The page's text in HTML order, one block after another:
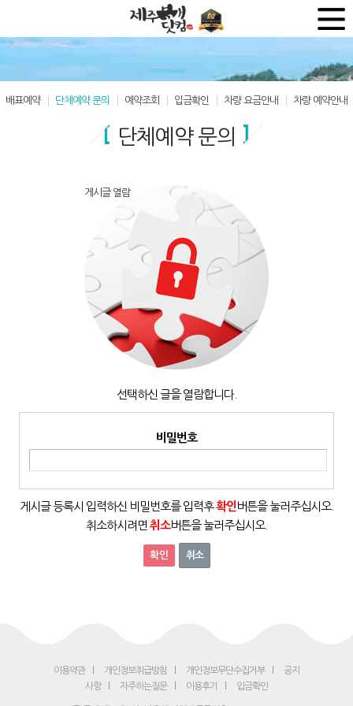
배표예약 단체예약 문의 예약조회 입금확인 차량 요금안내 차량 예약안내
단체예약 문의
게시글 열람
선택하신 글을 열람합니다.
비밀번호
게시글 등록시 입력하신 비밀번호를 입력후확인 버튼을 눌러주십시오.
취소하시려면 취소버튼을 눌러주십시오.
취소
이용약관 개인정보취급방침 개인정보무단수집거부
공지
사항
자주하는질문 이용후기 입금확인